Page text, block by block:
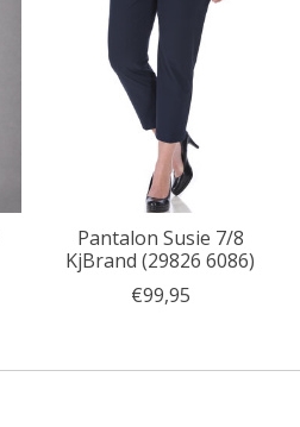
Pantalon Susie 7/8
KjBrand (29826 6086)
€99,95